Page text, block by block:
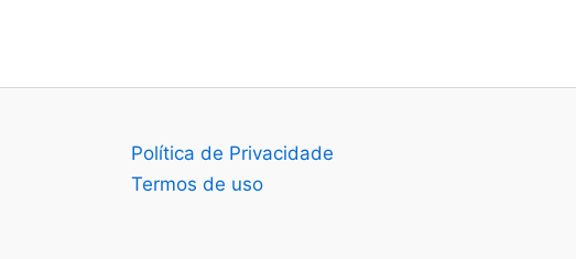
Política de Privacidade
Termos de uso